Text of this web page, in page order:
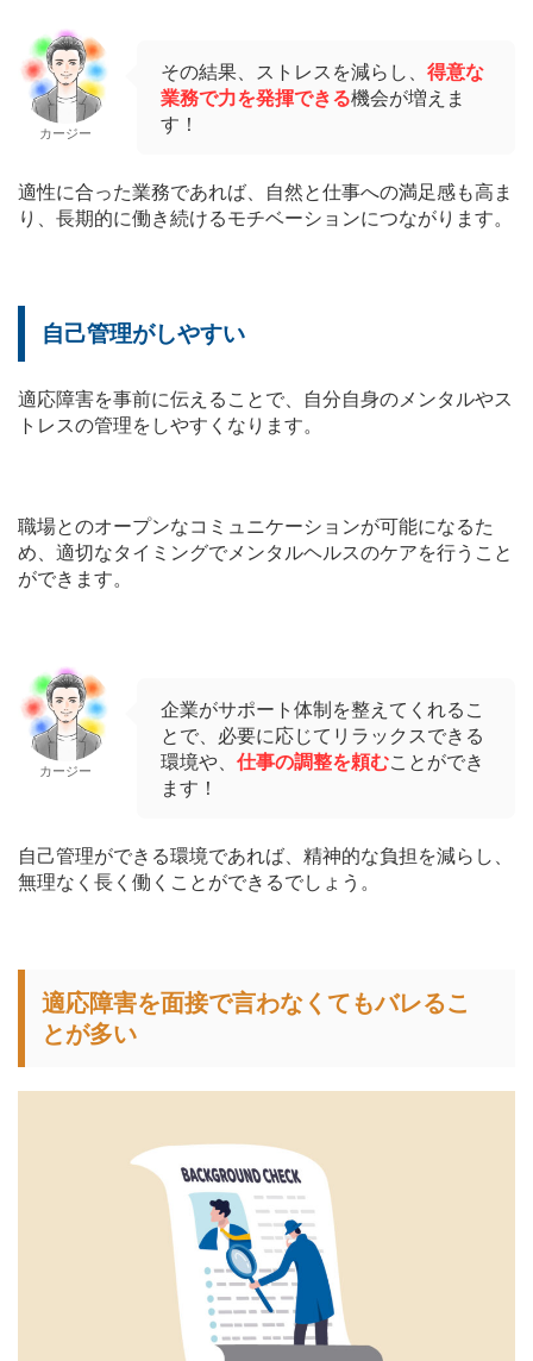
カージー
その結果、ストレスを減らし、 得意な
業務で力を発揮できる機会が増えま
す！
適性に合った業務であれば、自然と仕事への満足感も高ま
り、長期的に働き続けるモチベーションにつながります。
自己管理がしやすい
適応障害を事前に伝えることで、自分自身のメンタルやス
トレスの管理をしやすくなります。
職場とのオープンなコミュニケーションが可能になるた
め、適切なタイミングでメンタルヘルスのケアを行うこと
ができます。
カージー
企業がサポート体制を整えてくれるこ
とで、必要に応じてリラックスできる
環境や、 仕事の調整を頼むことができ
ます！
自己管理ができる環境であれば、精神的な負担を減らし、
無理なく長く働くことができるでしょう。
適応障害を面接で言わなくてもバレるこ
とが多い